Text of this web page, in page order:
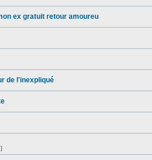
ex gratuit retour amoureu
de l'inexpliqué
]